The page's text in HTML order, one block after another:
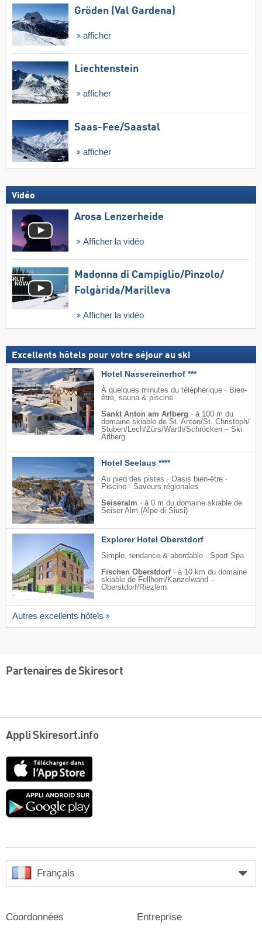
Gröden (Val Gardena)
afficher
Liechtenstein
afficher
Saas-Fee/​Saastal
afficher
Vidéo
Arosa Lenzerheide
Afficher la vidéo
Madonna di Campiglio/​Pinzolo/​
Folgàrida/​Marilleva
Afficher la vidéo
Excellents hôtels pour votre séjour au ski
Hotel Nassereinerhof ***
À quelques minutes du téléphérique · Bien-
être, sauna & piscine
Sankt Anton am Arlberg · à 100 m du
domaine skiable de St. Anton/​St. Christoph/​
Stuben/​Lech/​Zürs/​Warth/​Schröcken – Ski
Arlberg
Hotel Seelaus ****
Au pied des pistes · Oasis bien-être ·
Piscine · Saveurs régionales
Seiseralm · à 0 m du domaine skiable de
Seiser Alm (Alpe di Siusi)
Explorer Hotel Oberstdorf
Simple, tendance & abordable · Sport Spa
Fischen Oberstdorf· à 10 km du domaine
skiable de Fellhorn/​Kanzelwand –
Oberstdorf/​Riezlern
Autres excellents hôtels
Partenaires de Skiresort
Appli Skiresort.info
Google
Français
Coordonnées Entreprise